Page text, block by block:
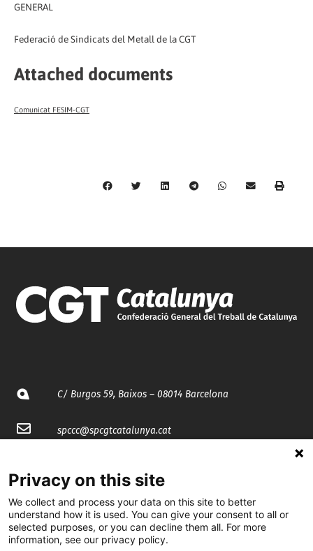
GENERAL
Federació de Sindicats del Metall de la CGT
Attached documents
Comunicat FESIM-CGT
C/ Burgos 59, Baixos – 08014 Barcelona
spccc@spcgtcatalunya.cat
@CGTCatalunya
cgtcatalunya
Privacy on this site
We collect and process your data on this site to better
understand how it is used. You can give your consent to all or
selected purposes, or you can decline them all. For more
information, see our privacy policy.